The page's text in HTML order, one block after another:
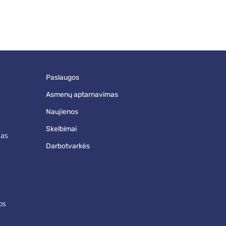
paslaugos
asmenų aptarnavimas
naujienos
skelbimai
darbotvarkės